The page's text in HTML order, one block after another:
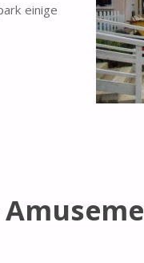
einige